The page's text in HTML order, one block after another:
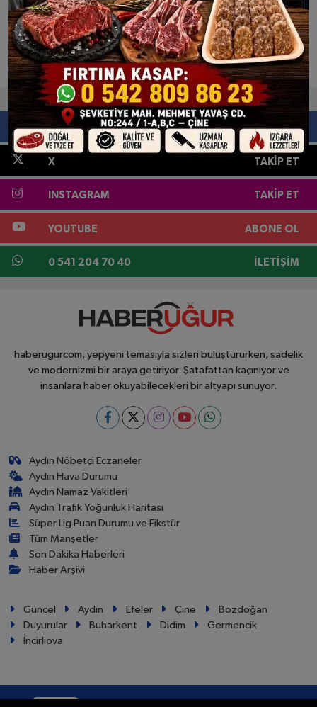
Çine’de lüks aracı
kundaklayan kişi kamera
görüntüleri
FACEBOOK BEĞEN
X TAKIP ET
INSTAGRAM TAKIP ET
YOUTUBE ABONE OL
0 541 204 70 40 İLETIŞIM
haberugurcom, yepyeni temasıyla sizleri buluştururken, sadelik
ve modernizmi bir araya getiriyor. Şatafattan kaçınıyor ve
insanlara haber okuyabilecekleri bir altyapı sunuyor.
Aydın Nöbetçi Eczaneler
Aydın Hava Durumu
Aydın Namaz Vakitleri
Aydın Trafik Yoğunluk Haritası
Süper Lig Puan Durumu ve Fikstür
Tüm Manşetler
Son Dakika Haberleri
Haber Arşivi
Güncel Aydın Efeler Çine
Bozdoğan
Duyurular
Buharkent Didim
Germencik
İncirliova